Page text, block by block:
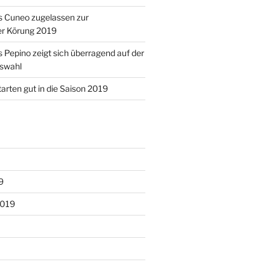
Cuneo zugelassen zur
Körung 2019
Pepino zeigt sich überragend auf der
gut in die Saison 2019